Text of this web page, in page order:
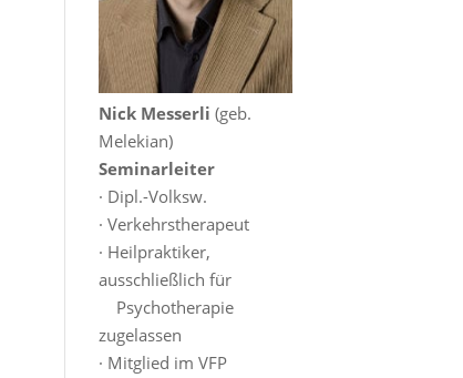
Nick Messerli (geb.
Melekian)
Seminarleiter
· Dipl.-Volksw.
· Verkehrstherapeut
· Heilpraktiker,
ausschließlich für
Psychotherapie
zugelassen
· Mitglied im VFP